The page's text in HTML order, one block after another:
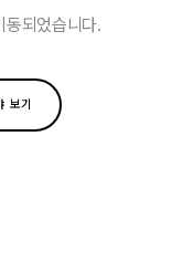
동되었습니다.
보기